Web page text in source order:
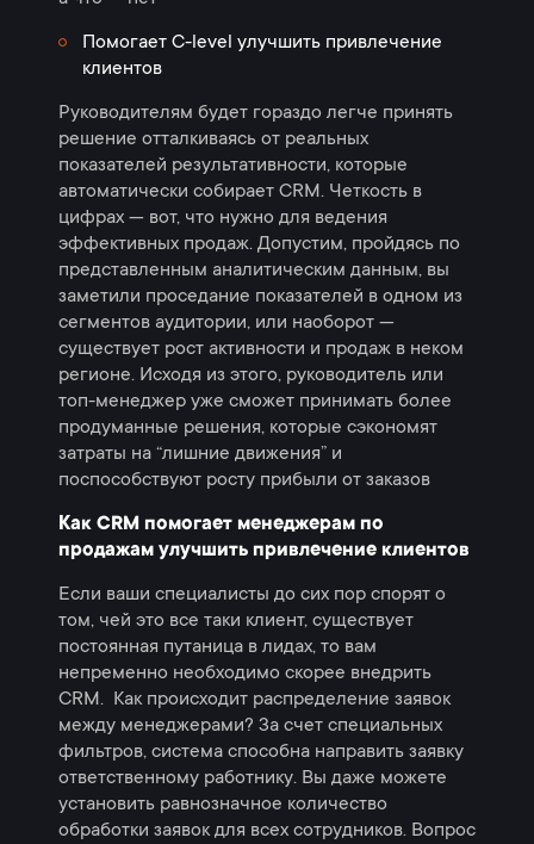
Помогает C-level улучшить привлечение
клиентов
Руководителям будет гораздо легче принять
решение отталкиваясь от реальных
показателей результативности, которые
автоматически собирает CRM. Четкость в
цифрах — вот, что нужно для ведения
эффективных продаж. Допустим, пройдясь по
представленным аналитическим данным, вы
заметили проседание показателей в одном из
сегментов аудитории, или наоборот —
существует рост активности и продаж в неком
регионе. Исходя из этого, руководитель или
топ-менеджер уже сможет принимать более
продуманные решения, которые сэкономят
затраты на “лишние движения” и
поспособствуют росту прибыли от заказов
Как CRM помогает менеджерам по
продажам улучшить привлечение клиентов
Если ваши специалисты до сих пор спорят о
том, чей это все таки клиент, существует
постоянная путаница в лидах, то вам
непременно необходимо скорее внедрить
СRM. Как происходит распределение заявок
между менеджерами? За счет специальных
фильтров, система способна направить заявку
ответственному работнику. Вы даже можете
установить равнозначное количество
обработки заявок для всех сотрудников. Вопрос